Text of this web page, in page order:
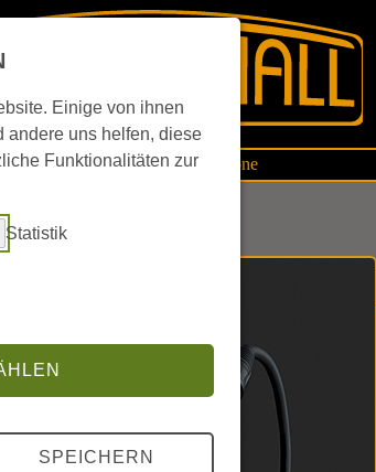
Mikrofone
Einige von ihnen
andere uns helfen, diese
Funktionalitäten zur
Statistik
SPEICHERN